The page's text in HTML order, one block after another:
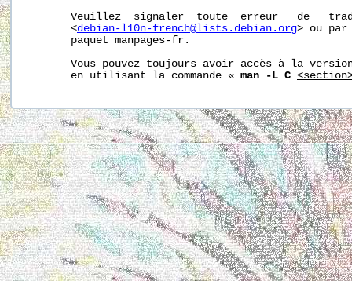
Veuillez  signaler  toute  erreur   de
       <
debian-l10n-french@lists.debian.org> ou par
       paquet manpages-fr.
Vous pouvez toujours avoir accès à la
       en utilisant la commande «
man -L C